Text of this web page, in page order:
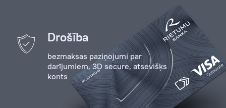
Drošība
bezmaksas paziņojumi par
darījumiem, 3D secure, atsevišķs
konts